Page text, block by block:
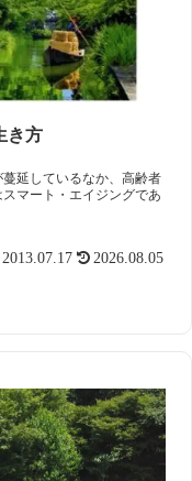
き方
延しているなか、高齢者
マート・エイジングであ
2013.07.17 2026.08.05